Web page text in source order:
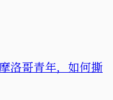
洛哥青年，如何撕